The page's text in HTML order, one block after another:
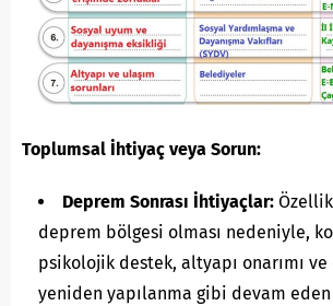
Toplumsal İhtiyaç veya Sorun:
Deprem Sonrası İhtiyaçlar:
deprem bölgesi olması nedeniyle,
psikolojik destek, altyapı onarımı
yeniden yapılanma gibi devam